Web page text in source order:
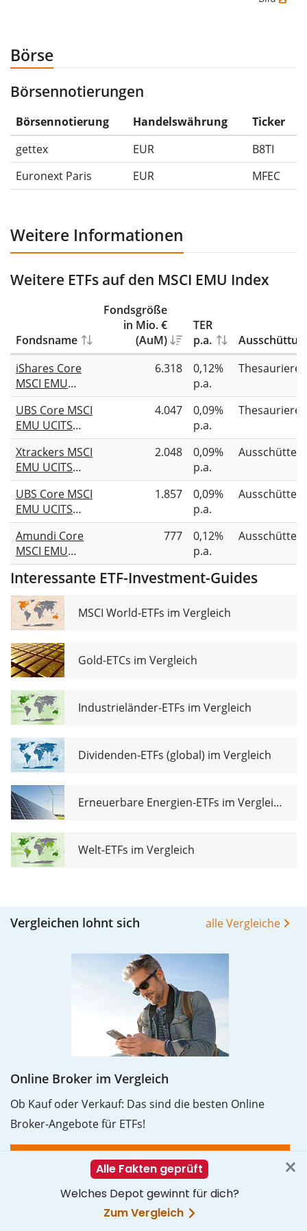
-50%.
Die Wertentwicklungsangaben für ETFs beinhalten
Ausschüttungen (falls vorhanden).
Börse
Börsennotierungen
Börsennotierung Handelswährung
Ticker
gettex
EUR
B8TI
Euronext Paris
EUR MFEC
Weitere Informationen
Weitere ETFs auf den MSCI EMU Index
Fondsname
Fondsgröße
in Mio. €
(AuM)
TER
p.a.
iShares Core
MSCI EMU
UCITS ETF EUR
(Acc)
6.318
0,12%
p.a.
UBS Core MSCI
EMU UCITS
ETF EUR acc
4.047
0,09%
p.a.
Xtrackers MSCI
EMU UCITS
ETF 1D
2.048
0,09%
p.a.
UBS Core MSCI
EMU UCITS
ETF EUR dis
1.857
0,09%
p.a.
Amundi Core
MSCI EMU
UCITS ETF Dist
777
0,12%
p.a.
Interessante ETF-Investment-Guides
MSCI World-ETFs im Vergleich
Gold-ETCs im Vergleich
Industrieländer-ETFs im Vergleich
Dividenden-ETFs (global) im Vergleich
Erneuerbare Energien-ETFs im Vergleich
Welt-ETFs im Vergleich
Vergleichen lohnt sich alle Vergleiche
Online Broker im Vergleich
Ob Kauf oder Verkauf: Das sind die besten Online
Broker-Angebote für ETFs!
Interessante Artikel